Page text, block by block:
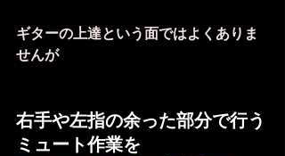
ギターの上達という面ではよくありま
せんが
右手や左指の余った部分で行う
ミュート作業を